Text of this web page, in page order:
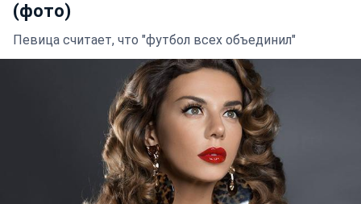
(фото)
Певица считает, что "футбол всех объединил"